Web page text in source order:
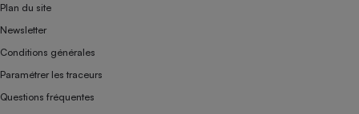
Plan du site
Newsletter
Conditions générales
Paramétrer les traceurs
Questions fréquentes